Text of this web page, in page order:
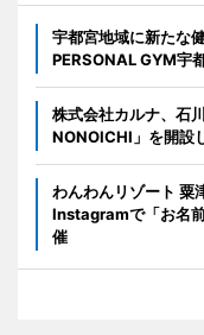
宇都宮地域に新たな
PERSONAL GYM宇
株式会社カルナ、石
NONOICHI」を開設
わんわんリゾート 粟
Instagramで「お名
催